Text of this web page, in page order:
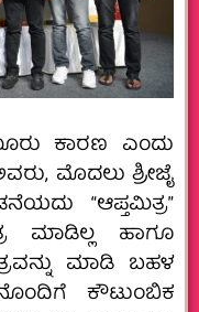
ಕಾರಣ ಎಂದು‌
ಮೊದಲು ಶ್ರೀಜೈ
“ಆಪ್ತಮಿತ್ರ”
ಮಾಡಿಲ್ಲ ಹಾಗೂ
ಮಾಡಿ ಬಹಳ
ಕೌಟುಂಬಿಕ